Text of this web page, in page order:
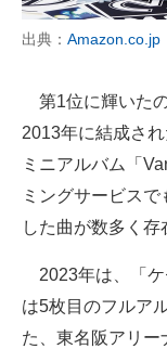
出典： Amazon.co.jp
第1位に輝いた
2013年に結成さ
ミニアルバム「
ミングサービス
した曲が数多く存
2023年は、「ケ
は5枚目のフルア
た、東名阪アリー